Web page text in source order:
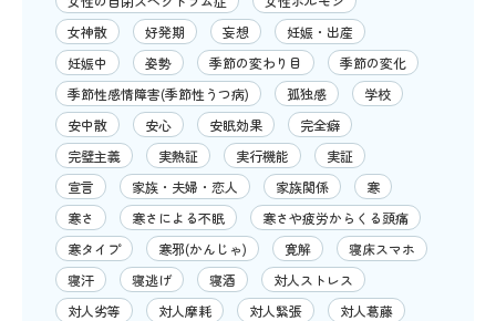
女神散
好発期 妄想
妊娠・出産
妊娠中
姿勢 季節の変わり目
季節の変化
季節性感情障害(季節性うつ病)
孤独感
学校
安中散
安心 安眠効果
完全癖
完璧主義
実熱証 実行機能
実証
宣言
家族・夫婦・恋人 家族関係
寒
寒さ
寒さによる不眠
寒さや疲労からくる頭痛
寒タイプ
寒邪(かんじゃ) 寛解
寝床スマホ
寝汗
寝逃げ 寝酒
対人ストレス
対人劣等
対人摩耗 対人緊張
対人葛藤